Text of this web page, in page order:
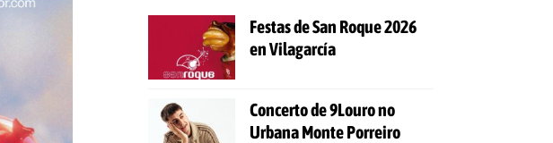
Festas de San Roque 2026
en Vilagarcía
Concerto de 9Louro no
Urbana Monte Porreiro